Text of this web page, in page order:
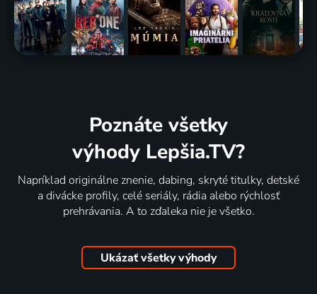
Poznáte všetky
výhody Lepšia.TV?
Napríklad originálne znenie, dabing, skryté titulky, detské
a divácke profily, celé seriály, rádia alebo rýchlosť
prehrávania. A to zďaleka nie je všetko.
Ukázať všetky výhody